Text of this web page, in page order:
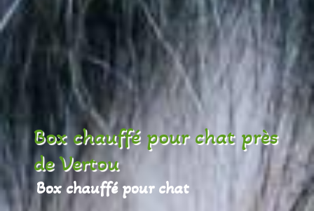
Box chauffé pour chat près
de Vertou
Box chauffé pour chat